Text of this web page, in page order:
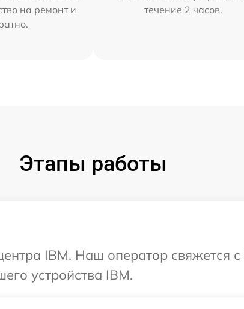
на ремонт и
течение 2 часов.
Этапы работы
IBM. Наш оператор свяжется
устройства IBM.